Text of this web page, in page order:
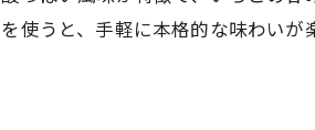
使うと、手軽に本格的な味わいが